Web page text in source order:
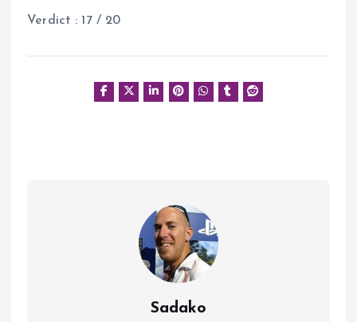
Verdict : 17 / 20
Sadako